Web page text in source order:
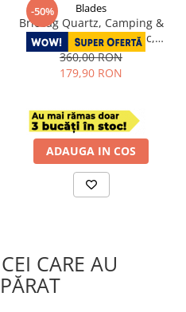
-50% Blades
Briceag Quartz, Camping &
Drumetie, Otel Damasc,
Maner Lemn Stabilizat Rose
Wood, 17.5 cm
360,00 RON
179,90 RON
IN STOC
ADAUGA IN COS
CARE AU